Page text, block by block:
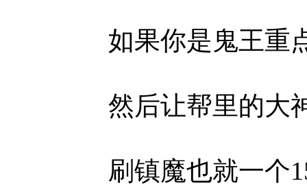
如果你是鬼王重
然后让帮里的大
刷镇魔也就一个